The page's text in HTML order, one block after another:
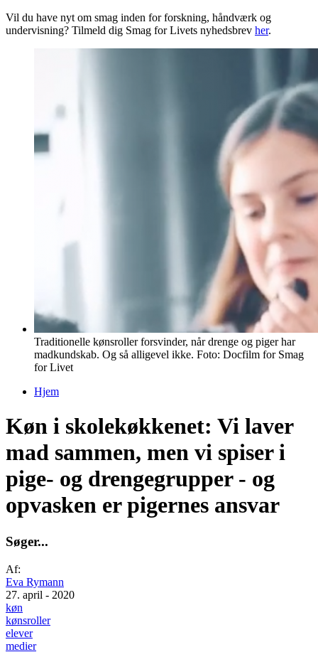
Vil du have nyt om smag inden for forskning, håndværk og
undervisning? Tilmeld dig Smag for Livets nyhedsbrev her.
Traditionelle kønsroller forsvinder, når drenge og piger har
madkundskab. Og så alligevel ikke. Foto: Docfilm for Smag
for Livet
Hjem
Køn i skolekøkkenet: Vi laver
mad sammen, men vi spiser i
pige- og drengegrupper - og
opvasken er pigernes ansvar
Søger...
Af:
Eva Rymann
27. april - 2020
køn
kønsroller
elever
medier